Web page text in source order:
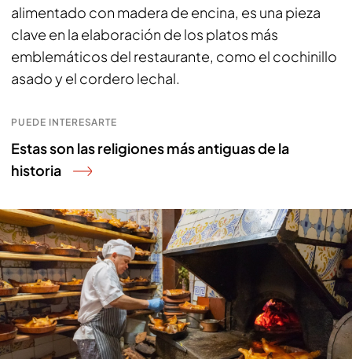
alimentado con madera de encina, es una pieza
clave en la elaboración de los platos más
emblemáticos del restaurante, como el cochinillo
asado y el cordero lechal.
PUEDE INTERESARTE
Estas son las religiones más antiguas de la
historia